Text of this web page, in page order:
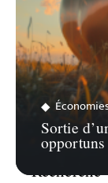
Sortie
opportuns
Recherche